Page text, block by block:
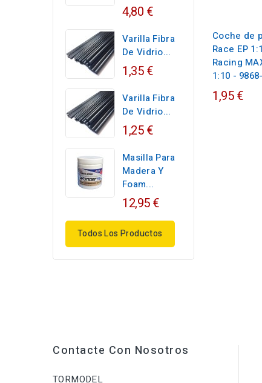
4,80 €
Varilla Fibra
De Vidrio...
1,35 €
Varilla Fibra
De Vidrio...
1,25 €
Masilla Para
Madera Y
Foam...
12,95 €
Todos Los Productos
Coche de
Race EP
Racing
1:10 -
1,95 €
Contacte Con Nosotros
TORMODEL